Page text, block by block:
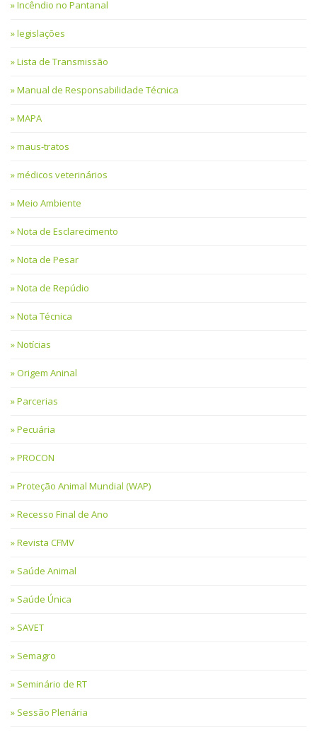
Incêndio no Pantanal
legislações
Lista de Transmissão
Manual de Responsabilidade Técnica
MAPA
maus-tratos
médicos veterinários
Meio Ambiente
Nota de Esclarecimento
Nota de Pesar
Nota de Repúdio
Nota Técnica
Notícias
Origem Aninal
Parcerias
Pecuária
PROCON
Proteção Animal Mundial (WAP)
Recesso Final de Ano
Revista CFMV
Saúde Animal
Saúde Única
SAVET
Semagro
Seminário de RT
Sessão Plenária